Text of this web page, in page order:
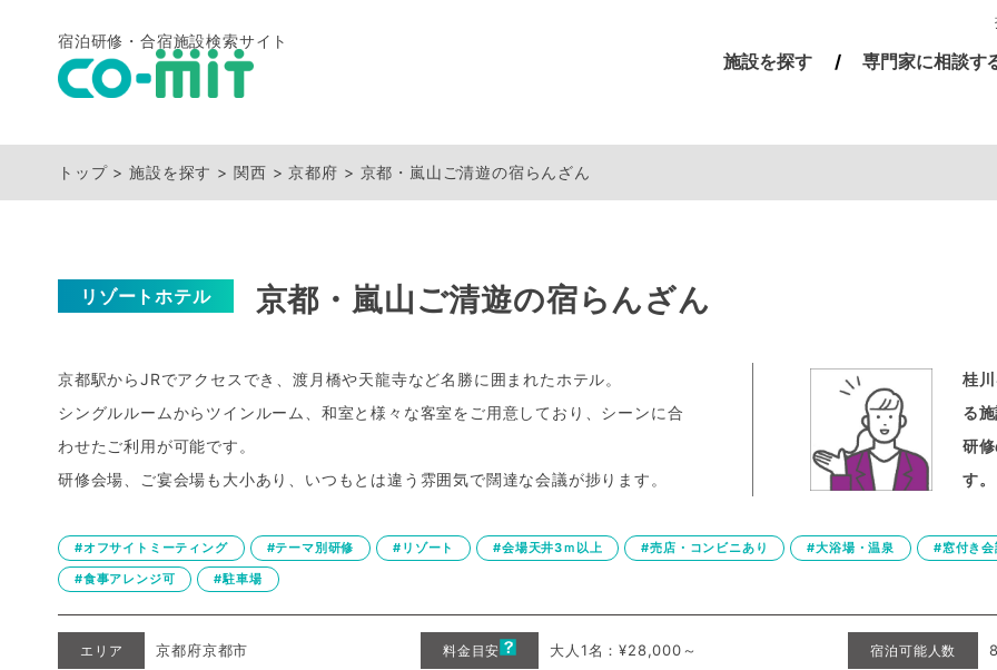
宿泊研修・合宿施設検索サイト
施設を探す 専門家に相談す
トップ 施設を探す 関西 京都府 京都・嵐山ご清遊の宿らんざん
リゾートホテル 京都・嵐山ご清遊の宿らんざん
京都駅からJRでアクセスでき、渡月橋や天龍寺など名勝に囲まれたホテル。
シングルルームからツインルーム、和室と様々な客室をご用意しており、シーンに合
わせたご利用が可能です。
研修会場、ご宴会場も大小あり、いつもとは違う雰囲気で闊達な会議が捗ります。
桂
る
研
す。
#オフサイトミーティング #テーマ別研修 #リゾート #会場天井3ｍ以上 #売店・コンビニあり #大浴場・温泉
#窓付き
#食事アレンジ可
#駐車場
エリア 京都府京都市 料金目安 大人1名：¥28,000～ 宿泊可能人数